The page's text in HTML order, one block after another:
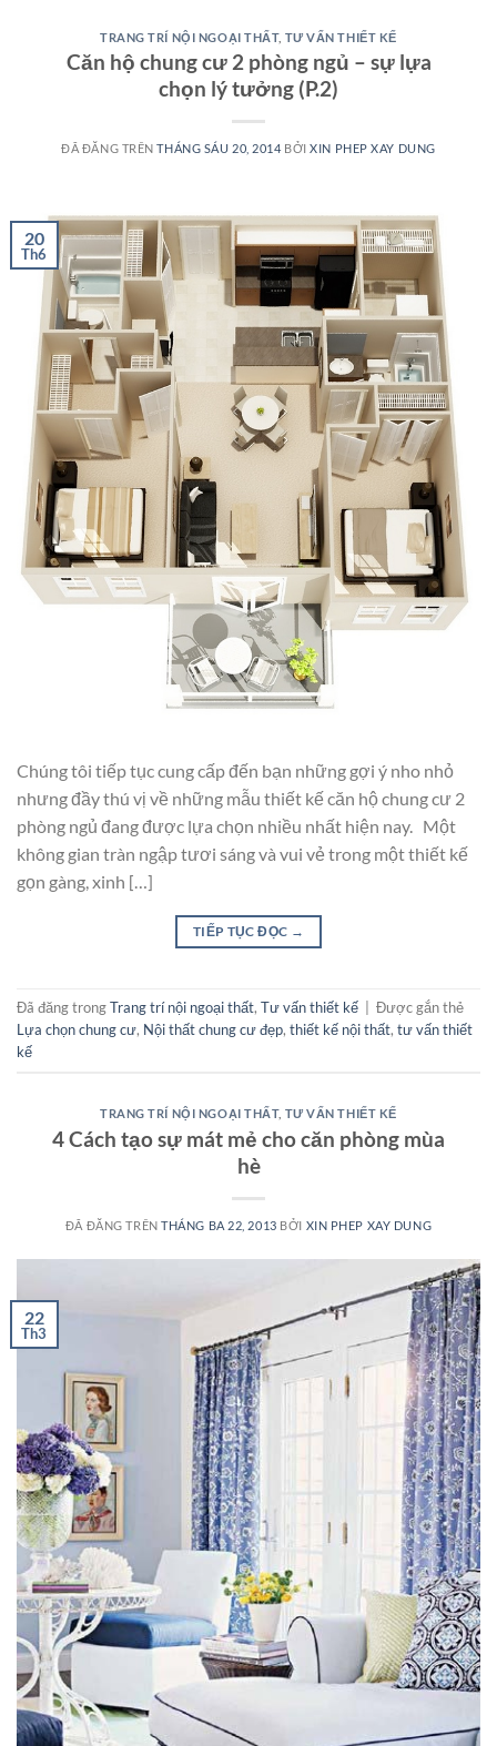
TRANG TRÍ NỘI NGOẠI THẤT, TƯ VẤN THIẾT KẾ
Căn hộ chung cư 2 phòng ngủ – sự lựa
chọn lý tưởng (P.2)
ĐÃ ĐĂNG TRÊNTHÁNG SÁU 20, 2014 BỞIXIN PHEP XAY DUNG
20
Th6
Chúng tôi tiếp tục cung cấp đến bạn những gợi ý nho nhỏ
nhưng đầy thú vị về những mẫu thiết kế căn hộ chung cư 2
phòng ngủ đang được lựa chọn nhiều nhất hiện nay. Một
không gian tràn ngập tươi sáng và vui vẻ trong một thiết kế
gọn gàng, xinh […]
TIẾP TỤC ĐỌC →
Đã đăng trongTrang trí nội ngoại thất, Tư vấn thiết kế
Được gắn thẻ
Lựa chọn chung cư, Nội thất chung cư đẹp, thiết kế nội thất, tư vấn thiết
kế
TRANG TRÍ NỘI NGOẠI THẤT, TƯ VẤN THIẾT KẾ
4 Cách tạo sự mát mẻ cho căn phòng mùa
hè
ĐÃ ĐĂNG TRÊNTHÁNG BA 22, 2013 BỞI XIN PHEP XAY DUNG
22
Th3